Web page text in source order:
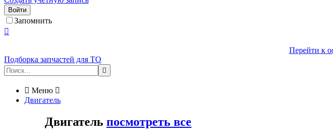
Войти
Запомнить

Перейти к
Подборка запчастей для ТО

 Меню 
Двигатель
Двигатель посмотреть все